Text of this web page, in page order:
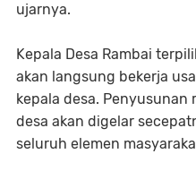
ujarnya.
Kepala Desa Rambai
akan langsung bekerja
kepala desa.
desa akan digelar
seluruh elemen